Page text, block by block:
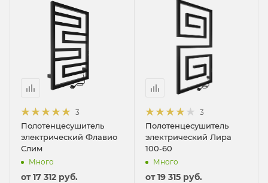
3
Полотенцесушитель
электрический Флавио
Слим
Много
от17 312 руб.
3
Полотенцесушитель
электрический Лира
100-60
Много
от19 315 руб.